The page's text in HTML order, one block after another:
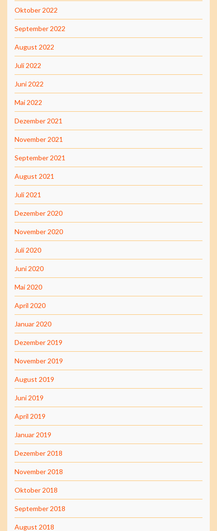
Oktober 2022
September 2022
August 2022
Juli 2022
Juni 2022
Mai 2022
Dezember 2021
November 2021
September 2021
August 2021
Juli 2021
Dezember 2020
November 2020
Juli 2020
Juni 2020
Mai 2020
April 2020
Januar 2020
Dezember 2019
November 2019
August 2019
Juni 2019
April 2019
Januar 2019
Dezember 2018
November 2018
Oktober 2018
September 2018
August 2018